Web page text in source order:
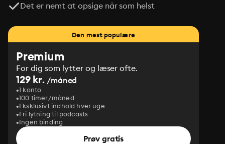
Det er nemt at opsige når som helst
Den mest populære
Premium
For dig som lytter og læser ofte.
129 kr. /måned
1 konto
100 timer/måned
Eksklusivt indhold hver uge
Fri lytning til podcasts
Ingen binding
Prøv gratis